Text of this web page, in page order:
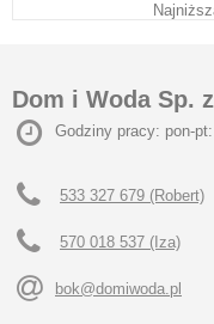
Dom i Woda Sp.
Godziny pracy: pon-
533 327 679 (Robert)
570 018 537 (Iza)
bok@domiwoda.pl